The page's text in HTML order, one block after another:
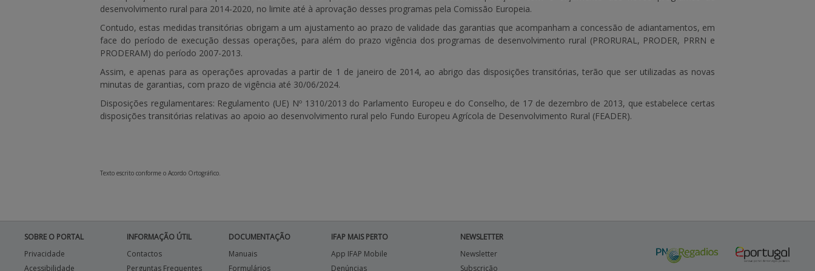
desenvolvimento rural para 2014-2020, no limite até à aprovação desses programas pela Comissão Europeia.
Contudo, estas medidas transitórias obrigam a um ajustamento ao prazo de validade das garantias que acompanham a concessão de adiantamentos, em
face do período de execução dessas operações, para além do prazo vigência dos programas de desenvolvimento rural (PRORURAL, PRODER, PRRN e
PRODERAM) do período 2007-2013.
Assim, e apenas para as operações aprovadas a partir de 1 de janeiro de 2014, ao abrigo das disposições transitórias, terão que ser utilizadas as novas
minutas de garantias, com prazo de vigência até 30/06/2024.
Disposições regulamentares: Regulamento (UE) Nº 1310/2013 do Parlamento Europeu e do Conselho, de 17 de dezembro de 2013, que estabelece certas
disposições transitórias relativas ao apoio ao desenvolvimento rural pelo Fundo Europeu Agrícola de Desenvolvimento Rural (FEADER).
Texto escrito conforme o Acordo Ortográfico.
SOBRE O PORTAL
Privacidade
Acessibilidade
INFORMAÇÃO ÚTIL
Contactos
Perguntas Frequentes
DOCUMENTAÇÃO
Manuais
Formulários
IFAP MAIS PERTO
App IFAP Mobile
Denúncias
NEWSLETTER
Newsletter
Subscrição